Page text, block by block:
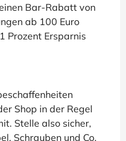
Bar-Rabatt von
ab 100 Euro
Prozent Ersparnis
Shop in der Regel
Stelle also sicher,
Schrauben und Co.